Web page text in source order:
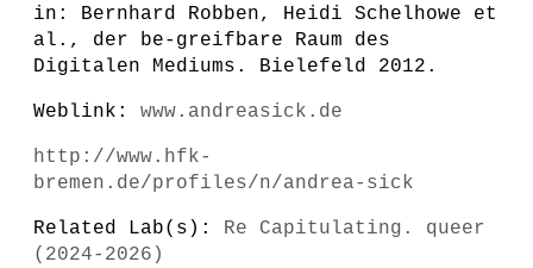
in: Bernhard Robben, Heidi Schelhowe et
al., der be-greifbare Raum des
Digitalen Mediums. Bielefeld 2012.
Weblink: www.andreasick.de
http://www.hfk-
bremen.de/profiles/n/andrea-sick
Related Lab(s): Re Capitulating. queer
(2024-2026)